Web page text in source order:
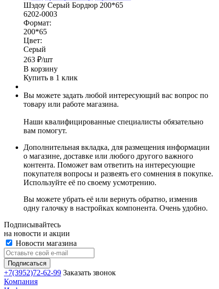
Шэдоу Серый Бордюр 200*65
6202-0003
Формат:
200*65
Цвет:
Серый
263 ₽/шт
В корзину
Купить в 1 клик
Вы можете задать любой интересующий вас вопрос по
товару или работе магазина.
Наши квалифицированные специалисты обязательно
вам помогут.
Дополнительная вкладка, для размещения информации
о магазине, доставке или любого другого важного
контента. Поможет вам ответить на интересующие
покупателя вопросы и развеять его сомнения в покупке.
Используйте её по своему усмотрению.
Вы можете убрать её или вернуть обратно, изменив
одну галочку в настройках компонента. Очень удобно.
Подписывайтесь
на новости и акции
Новости магазина
+7(3952)72-62-99 Заказать звонок
Компания